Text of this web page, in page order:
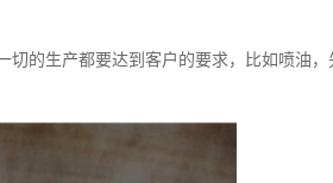
的生产都要达到客户的要求，比如喷油，